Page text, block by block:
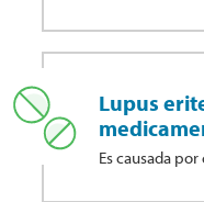
Lupus
Es causada